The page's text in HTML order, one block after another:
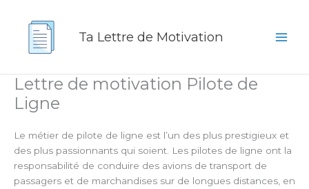
contenu
Ta Lettre de Motivation
Lettre de motivation Pilote de
Ligne
Le métier de pilote de ligne est l’un des plus prestigieux et
des plus passionnants qui soient. Les pilotes de ligne ont la
responsabilité de conduire des avions de transport de
passagers et de marchandises sur de longues distances, en